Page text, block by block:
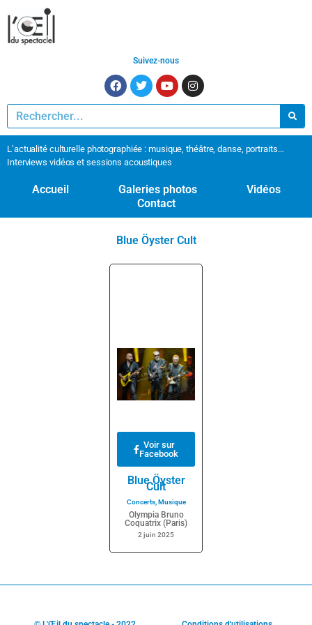
Suivez-nous
L’actualité culturelle photographiée : musique, théâtre, danse, portraits…
Interviews vidéos et sessions acoustiques
Accueil Galeries photos
Vidéos
Contact
Blue Öyster Cult
Voir sur
Facebook
Blue Öyster
Cult
Concerts,Musique
Olympia Bruno
Coquatrix (Paris)
2 juin 2025